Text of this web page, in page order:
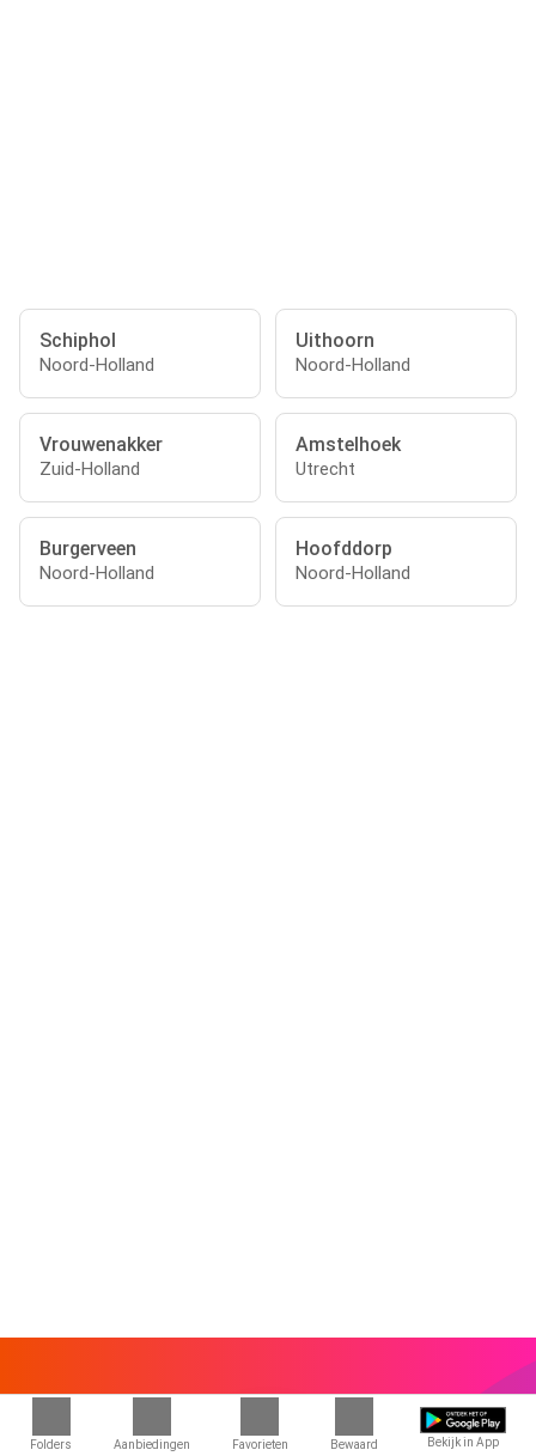
Folders Aanbiedingen Favorieten Bewaard Bekijk in App
Schiphol
Noord-Holland
Uithoorn
Noord-Holland
Vrouwenakker
Zuid-Holland
Amstelhoek
Utrecht
Burgerveen
Noord-Holland
Hoofddorp
Noord-Holland